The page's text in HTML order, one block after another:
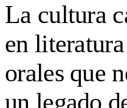
La cultura
en
orales que
un legado